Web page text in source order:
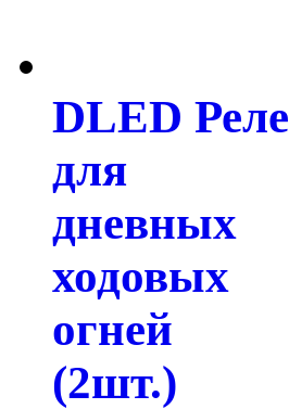
DLED Реле
для
дневных
ходовых
огней
(2шт.)